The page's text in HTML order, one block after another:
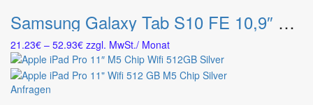
auf
Produktseite
gewählt
werden
weist
mehrere
Varianten
auf.
Die
Samsung Galaxy Tab S10 FE 10,9″ 128 GB Wifi Grau
21.23€ – 52.93€Preisspanne:
21.23€
52.93€
zzgl. MwSt./ Monat
Anfragen